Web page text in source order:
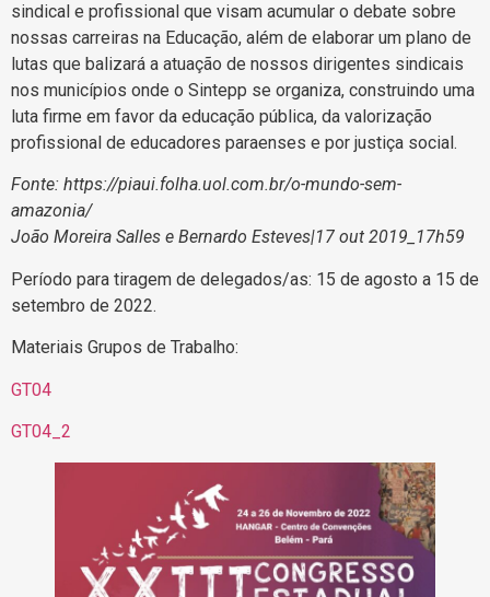
sindical e profissional que visam acumular o debate sobre
nossas carreiras na Educação, além de elaborar um plano de
lutas que balizará a atuação de nossos dirigentes sindicais
nos municípios onde o Sintepp se organiza, construindo uma
luta firme em favor da educação pública, da valorização
profissional de educadores paraenses e por justiça social.
Fonte: https://piaui.folha.uol.com.br/o-mundo-sem-
amazonia/
João Moreira Salles e Bernardo Esteves|17 out 2019_17h59
Período para tiragem de delegados/as: 15 de agosto a 15 de
setembro de 2022.
Materiais Grupos de Trabalho:
GT04
GT04_2